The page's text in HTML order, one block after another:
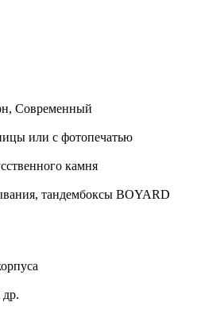
Современный
или с фотопечатью
камня
тандембоксы BOYARD